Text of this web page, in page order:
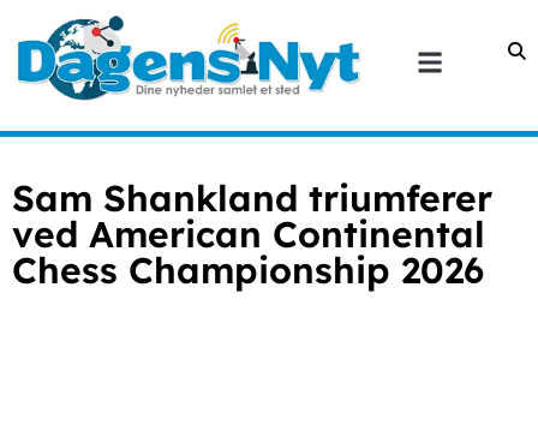
Sam Shankland triumferer
ved American Continental
Chess Championship 2026